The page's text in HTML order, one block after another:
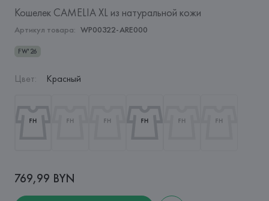
Кошелек CAMELIA XL из натуральной кожи
Артикул товара: WP00322-ARE000
FW'26
Цвет: Красный
769,99 BYN